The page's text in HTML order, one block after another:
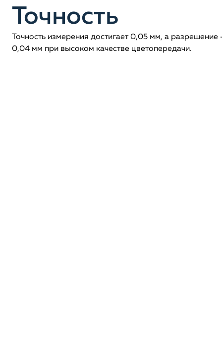
Точность
Точность измерения достигает 0,05 мм, а разрешение
0,04 мм при высоком качестве цветопередачи.